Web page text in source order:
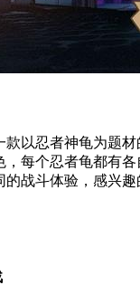
以忍者神龟为题材
，每个忍者龟都有
的战斗体验，感兴